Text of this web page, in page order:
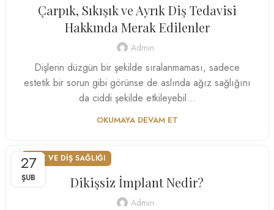
Çarpık, Sıkışık ve Ayrık Diş Tedavisi
Hakkında Merak Edilenler
Admin
Dişlerin düzgün bir şekilde sıralanmaması, sadece
estetik bir sorun gibi görünse de aslında ağız sağlığını
da ciddi şekilde etkileyebil...
OKUMAYA DEVAM ET
27
ŞUB
AĞIZ VE DIŞ SAĞLIĞI
Dikişsiz İmplant Nedir?
Admin